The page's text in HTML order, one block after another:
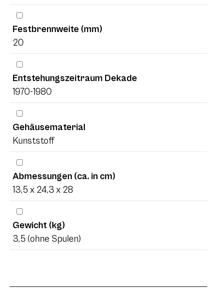
Festbrennweite (mm)
20
Entstehungszeitraum Dekade
1970-1980
Gehäusematerial
Kunststoff
Abmessungen (ca. in cm)
13,5 x 24,3 x 28
Gewicht (kg)
3,5 (ohne Spulen)